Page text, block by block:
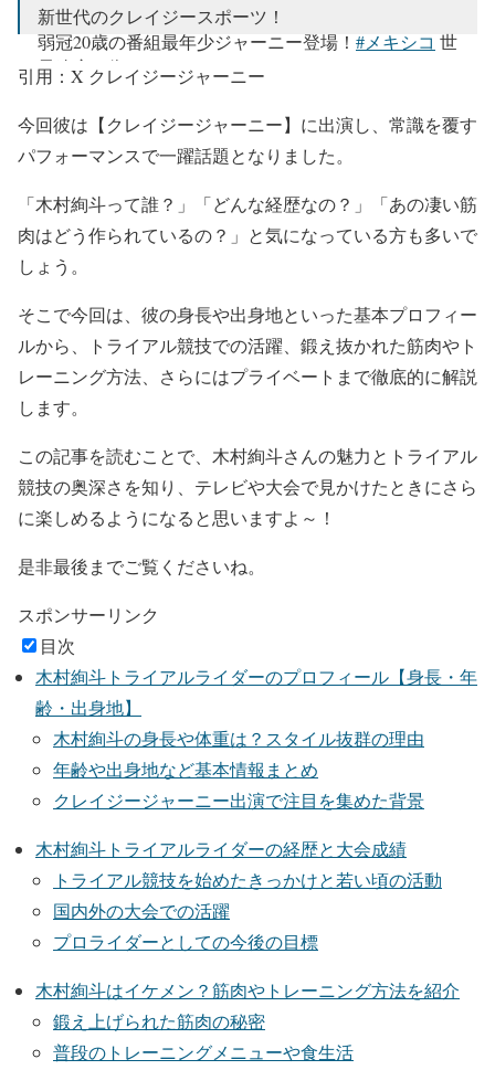
新世代のクレイジースポーツ！
弱冠20歳の番組最年少ジャーニー登場！ #メキシコ 世
界遺産の街
超難関コースは民家の中や屋上、階段を
け抜ける！！
#TBS
pic.twitter.com/LYWpLKIcQn
— クレイジージャーニー【月曜よる10時】
引用：X クレイジージャーニー
今回彼は【クレイジージャーニー】に出演し、常識を覆す
パフォーマンスで一躍話題となりました。
「木村絢斗って誰？」「どんな経歴なの？」「あの凄い筋
肉はどう作られているの？」と気になっている方も多いで
しょう。
そこで今回は、彼の身長や出身地といった基本プロフィー
ルから、トライアル競技での活躍、鍛え抜かれた筋肉やト
レーニング方法、さらにはプライベートまで徹底的に解説
します。
この記事を読むことで、木村絢斗さんの魅力とトライアル
競技の奥深さを知り、テレビや大会で見かけたときにさら
に楽しめるようになると思いますよ～！
是非最後までご覧くださいね。
スポンサーリンク
目次
木村絢斗トライアルライダーのプロフィール【身長・年
齢・出身地】
木村絢斗の身長や体重は？スタイル抜群の理由
年齢や出身地など基本情報まとめ
クレイジージャーニー出演で注目を集めた背景
木村絢斗トライアルライダーの経歴と大会成績
トライアル競技を始めたきっかけと若い頃の活動
国内外の大会での活躍
プロライダーとしての今後の目標
木村絢斗はイケメン？筋肉やトレーニング方法を紹介
鍛え上げられた筋肉の秘密
普段のトレーニングメニューや食生活